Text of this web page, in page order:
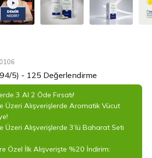
5) - 125 Değerlendirme
3 Al 2 Öde Fırsatı!
Üzeri Alışverişlerde Aromatik Vücut
Üzeri Alışverişlerde 3’lü Baharat Seti
Özel İlk Alışverişte %20 İndirim: